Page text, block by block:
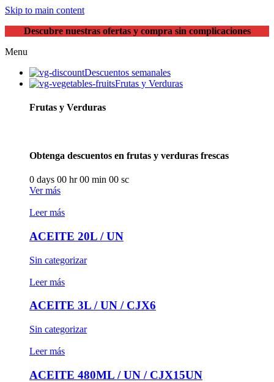
Skip to main content
Descubre nuestras ofertas y compra sin complicaciones
Menu
Descuentos semanales
Frutas y Verduras
Frutas y Verduras
Obtenga descuentos en frutas y verduras frescas
0 days 00 hr00 min 00 sc
Ver más
Leer más
ACEITE 20L / UN
Sin categorizar
Leer más
ACEITE 3L / UN / CJX6
Sin categorizar
Leer más
ACEITE 480ML / UN / CJX15UN